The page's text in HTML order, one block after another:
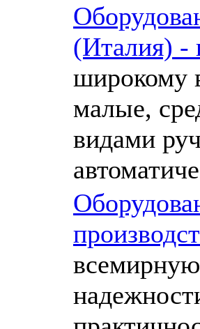
(Италия) -
широкому
малые,
видами
всемирную